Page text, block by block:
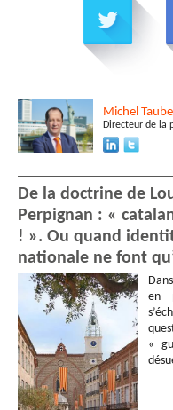
Michel Taube
Directeur de la
De la doctrine de
Perpignan : «
! ». Ou quand
nationale ne font
en
«